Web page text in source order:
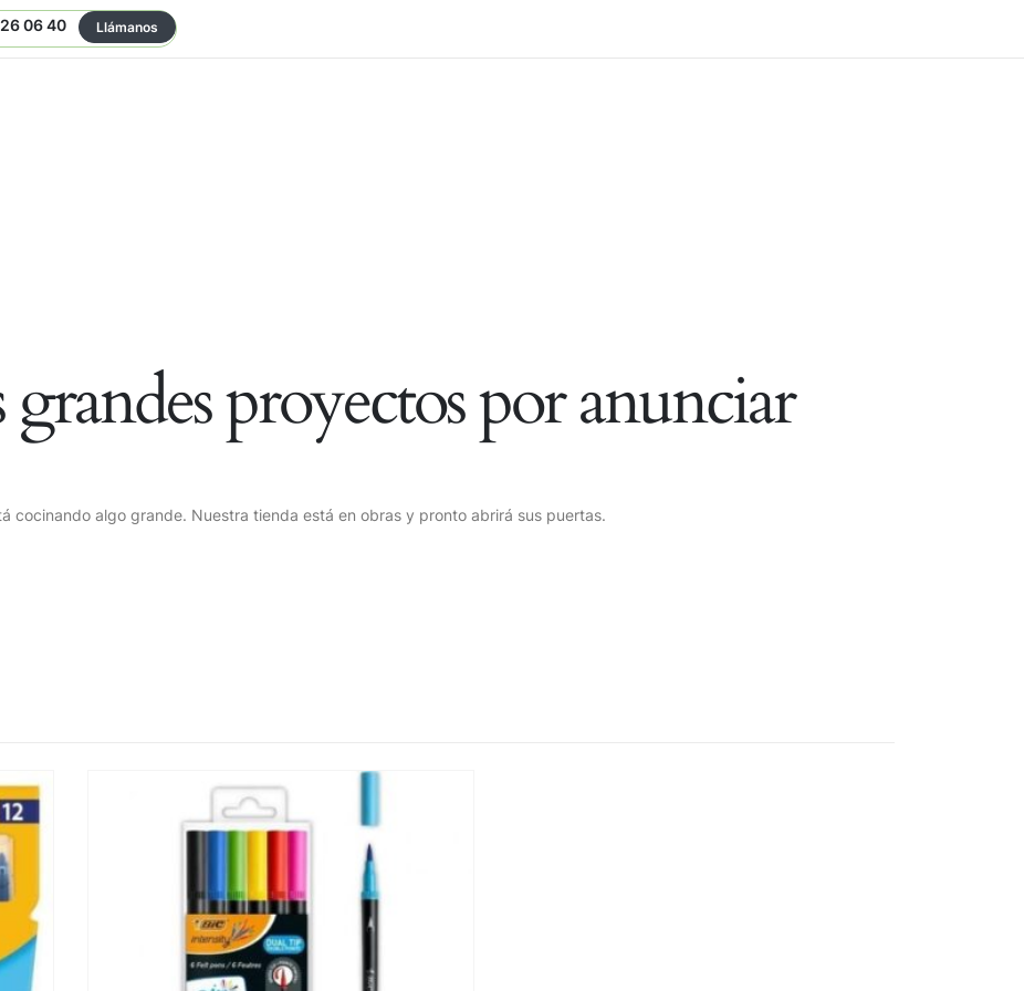
06 40 Llámanos
proyectos por anunciar
cocinando algo grande. Nuestra tienda está en obras y pronto abrirá sus puertas.